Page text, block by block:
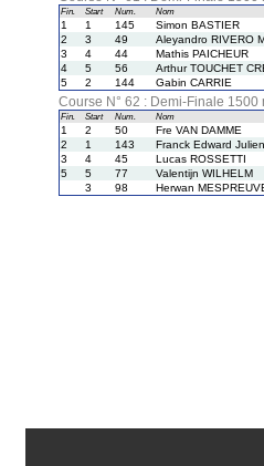
Fin. Start Num. Nom
1 1 145
Simon BASTIER
2
3 49
Aleyandro RIVERO
3
4 44
Mathis PAICHEUR
4
5 56
Arthur TOUCHET
5
2 144 Gabin CARRIE
Course N° 62 : Demi-Finale
Fin. Start Num. Nom
1 2 50
Fre VAN DAMME
2
1 143
Franck Edward
3
4 45
Lucas ROSSETTI
5
5 77
Valentijn WILHELM
3
98 Herwan